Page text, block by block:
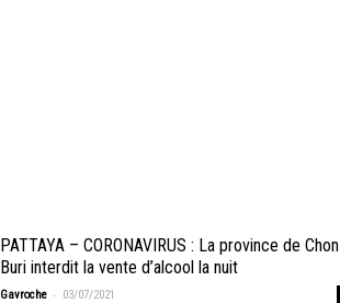
PATTAYA – CORONAVIRUS : La province de Chon
Buri interdit la vente d’alcool la nuit
Gavroche - 03/07/2021